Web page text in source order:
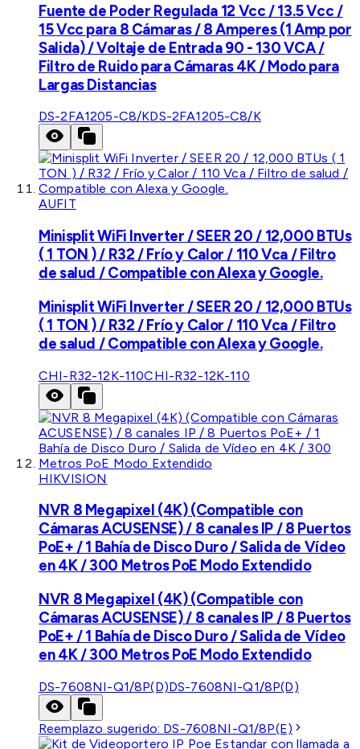
Fuente de Poder Regulada 12 Vcc / 13.5 Vcc /
15 Vcc para 8 Cámaras / 8 Amperes (1 Amp por
Salida) / Voltaje de Entrada 90 - 130 VCA /
Filtro de Ruido para Cámaras 4K / Modo para
Largas Distancias
DS-2FA1205-C8/KDS-2FA1205-C8/K
AUFIT
Minisplit WiFi Inverter / SEER 20 / 12,000 BTUs
( 1 TON ) / R32 / Frío y Calor / 110 Vca / Filtro
de salud / Compatible con Alexa y Google.
Minisplit WiFi Inverter / SEER 20 / 12,000 BTUs
( 1 TON ) / R32 / Frío y Calor / 110 Vca / Filtro
de salud / Compatible con Alexa y Google.
CHI-R32-12K-110CHI-R32-12K-110
HIKVISION
NVR 8 Megapixel (4K) (Compatible con
Cámaras ACUSENSE) / 8 canales IP / 8 Puertos
PoE+ / 1 Bahía de Disco Duro / Salida de Vídeo
en 4K / 300 Metros PoE Modo Extendido
NVR 8 Megapixel (4K) (Compatible con
Cámaras ACUSENSE) / 8 canales IP / 8 Puertos
PoE+ / 1 Bahía de Disco Duro / Salida de Vídeo
en 4K / 300 Metros PoE Modo Extendido
DS-7608NI-Q1/8P(D)DS-7608NI-Q1/8P(D)
Reemplazo sugerido: DS-7608NI-Q1/8P(E)